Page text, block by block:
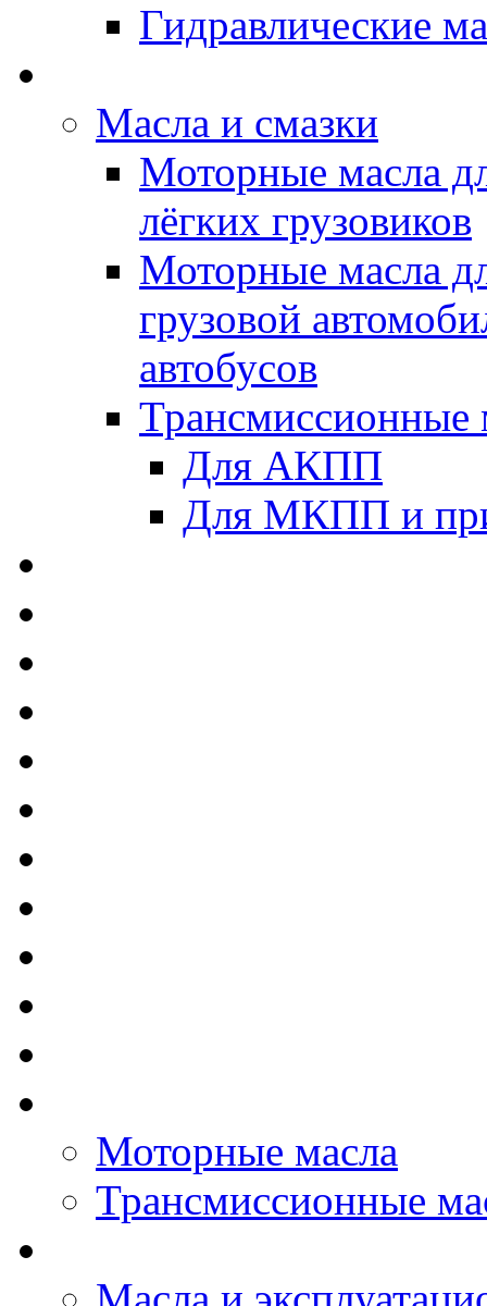
Гидравлические
Масла и смазки
Моторные масла
лёгких грузовиков
Моторные масла
грузовой
автобусов
Трансмиссионные
Для АКПП
Для МКПП и
Моторные масла
Трансмиссионные